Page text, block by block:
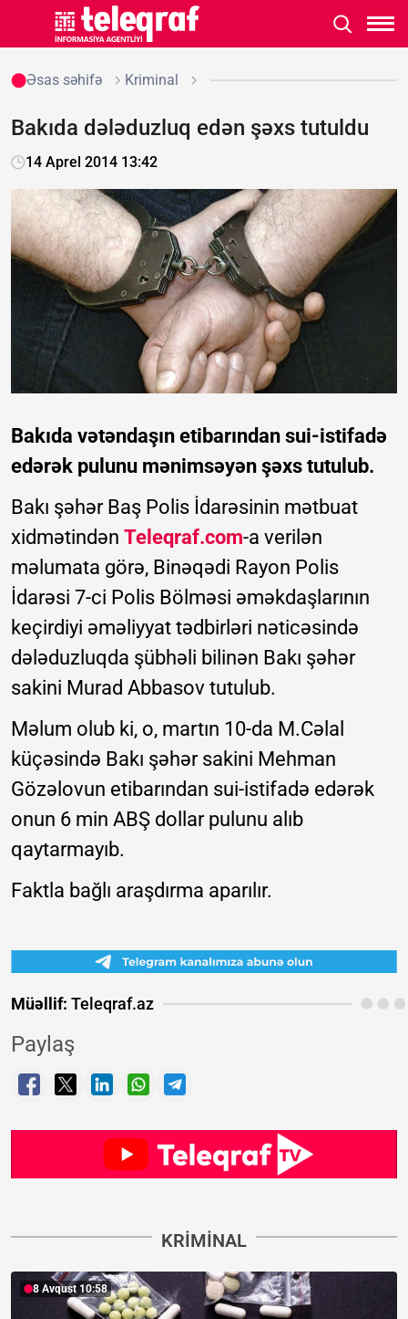
Əsas səhifə Kriminal
Bakıda dələduzluq edən şəxs tutuldu
14 Aprel 2014 13:42
Bakıda vətəndaşın etibarından sui-istifadə
edərək pulunu mənimsəyən şəxs tutulub.
Bakı şəhər Baş Polis İdarəsinin mətbuat
xidmətindən Teleqraf.com-a verilən
məlumata görə, Binəqədi Rayon Polis
İdarəsi 7-ci Polis Bölməsi əməkdaşlarının
keçirdiyi əməliyyat tədbirləri nəticəsində
dələduzluqda şübhəli bilinən Bakı şəhər
sakini Murad Abbasov tutulub.
Məlum olub ki, o, martın 10-da M.Cəlal
küçəsində Bakı şəhər sakini Mehman
Gözəlovun etibarından sui-istifadə edərək
onun 6 min ABŞ dollar pulunu alıb
qaytarmayıb.
Faktla bağlı araşdırma aparılır.
Müəllif: Teleqraf.az
Paylaş
KRIMINAL
8 Avqust 10:58